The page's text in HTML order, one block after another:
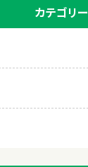
カテゴリー